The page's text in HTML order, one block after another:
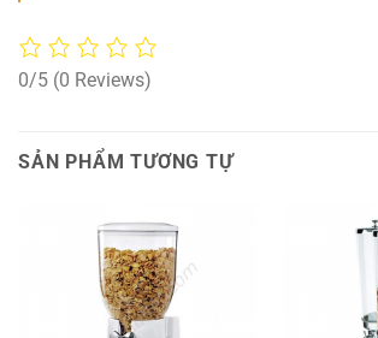
0/5 (0 Reviews)
SẢN PHẨM TƯƠNG TỰ